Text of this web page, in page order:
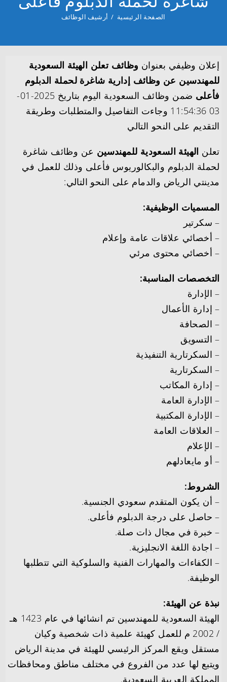
الصفحة الرئيسية / أرشيف الوظائف
إعلان وظيفي بعنوان وظائف تعلن الهيئة السعودية
للمهندسين عن وظائف إدارية شاغرة لحملة الدبلوم
فأعلى
ضمن وظائف السعودية اليوم بتاريخ 2025-01-
03 11:54:36 وجاءت التفاصيل والمتطلبات وطريقة
التقديم على النحو التالي
تعلن الهيئة السعودية للمهندسين عن وظائف شاغرة
لحملة الدبلوم والبكالوريوس فأعلى وذلك للعمل في
مدينتي الرياض والدمام على النحو التالي:
المسميات الوظيفية:
– سكرتير
– أخصائي علاقات عامة وإعلام
– أخصائي محتوى مرئي
التخصصات المناسبة:
– الإدارة
– إدارة الأعمال
– الصحافة
– التسويق
– السكرتارية التنفيذية
– السكرتارية
– إدارة المكاتب
– الإدارة العامة
– الإدارة المكتبية
– العلاقات العامة
– الإعلام
– أو مايعادلهم
الشروط:
– أن يكون المتقدم سعودي الجنسية.
– حاصل على درجة الدبلوم فأعلى.
– خبرة في مجال ذات صلة.
– اجادة اللغة الانجليزية.
– الكفاءات والمهارات الفنية والسلوكية التي تتطلبها
الوظيفة.
نبذة عن الهيئة:
الهيئة السعودية للمهندسين تم انشائها في عام 1423 هـ
/ 2002 م للعمل كهيئة علمية ذات شخصية وكيان
مستقل ويقع المركز الرئيسي للهيئة في مدينة الرياض
ويتبع لها عدد من الفروع في مختلف مناطق ومحافظات
المملكة العربية السعودية.